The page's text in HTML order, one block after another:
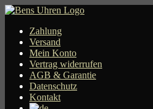
Zur
springen
Zum
springenZahlung
Versand
Mein Konto
Vertrag widerrufen
AGB & Garantie
Datenschutz
Kontakt